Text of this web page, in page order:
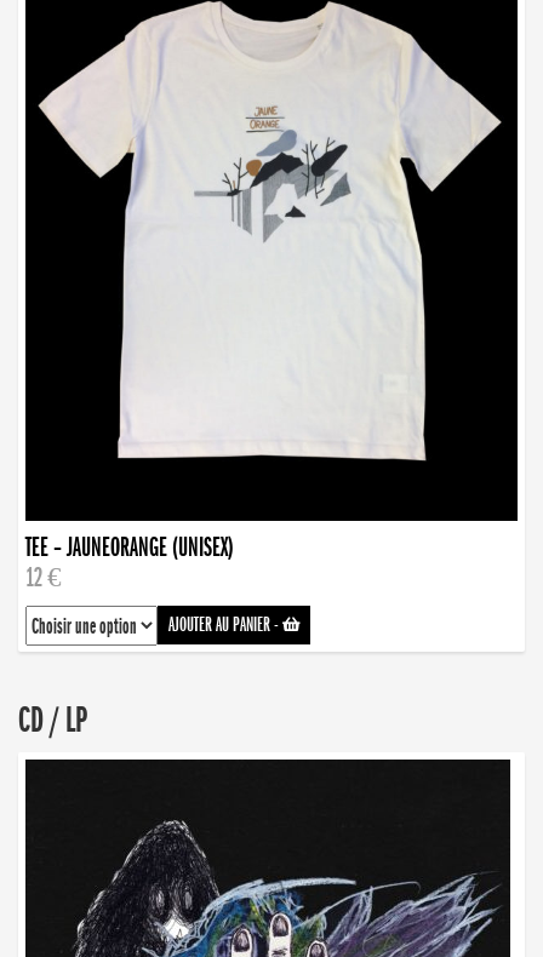
TEE – JAUNEORANGE (UNISEX)
12 €
AJOUTER AU PANIER-
CD / LP